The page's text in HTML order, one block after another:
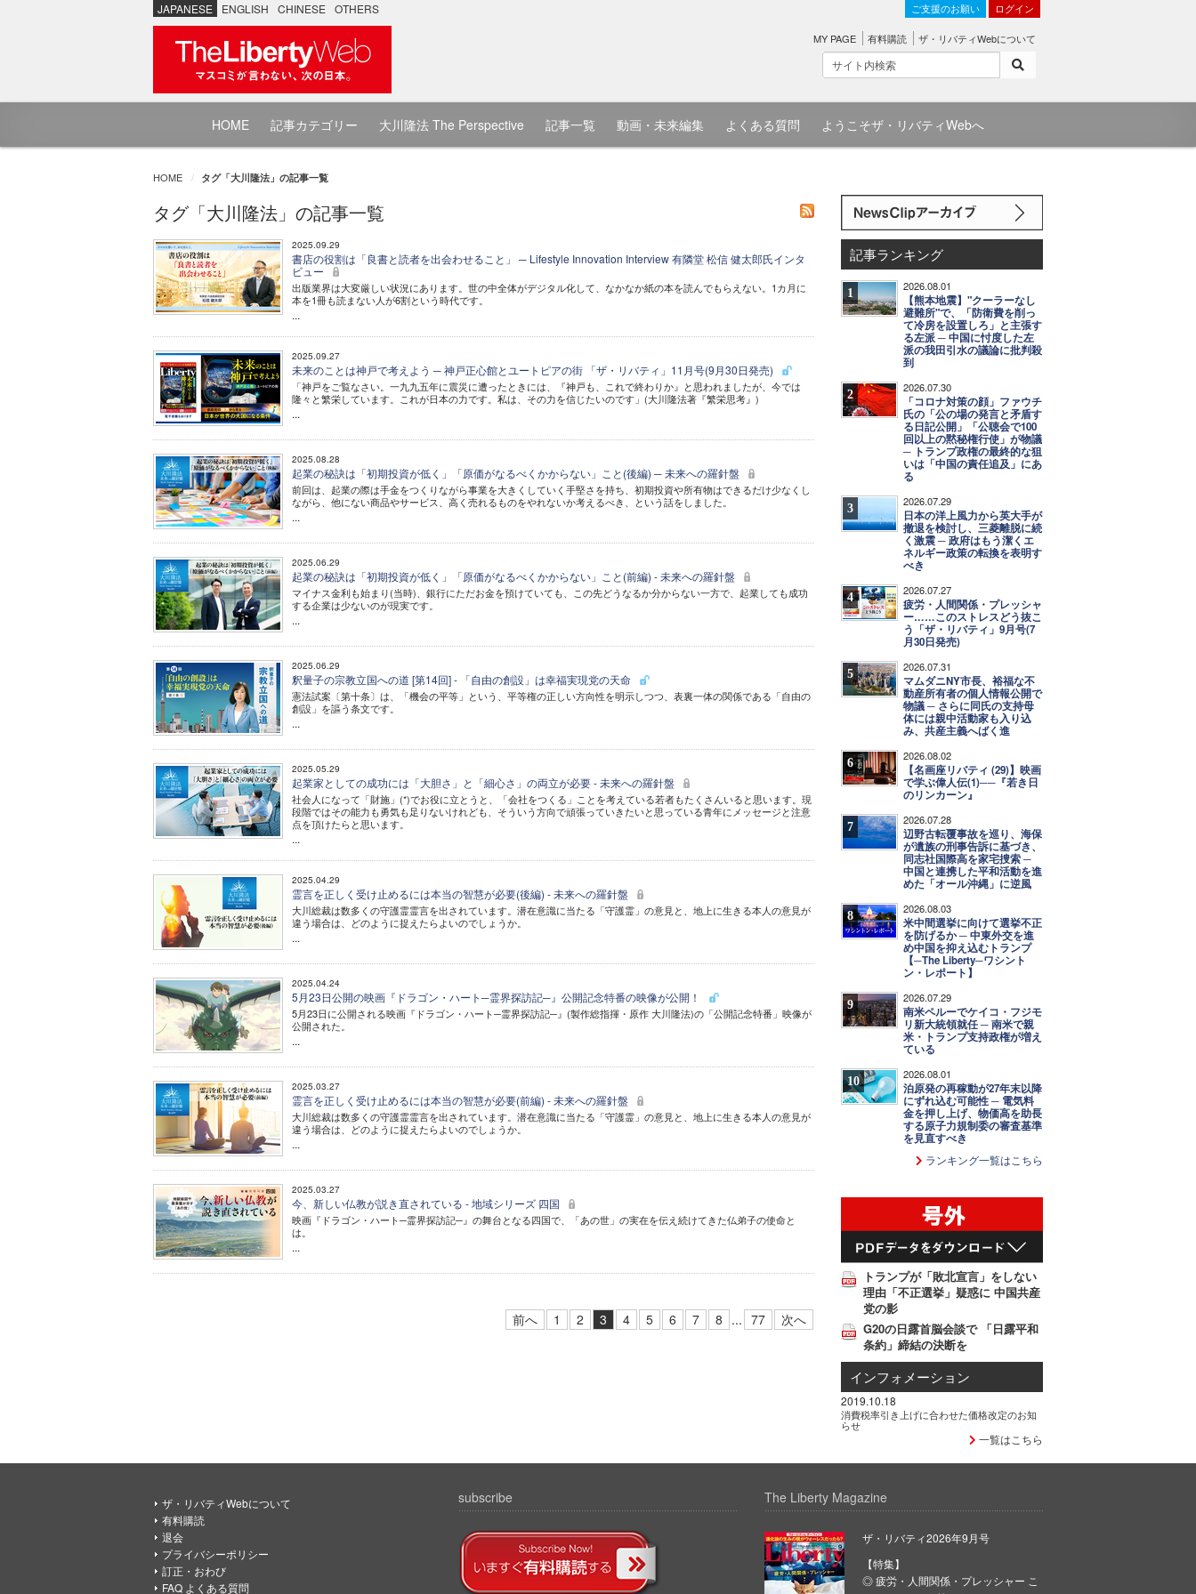
JAPANESE ENGLISH CHINESE OTHERS ご支援のお願い ログイン
MY PAGE 有料購読 ザ・リバティWebについて
HOME 記事カテゴリー 大川隆法 The Perspective 記事一覧 動画・未来編集 よくある質問 ようこそザ・リバティWebへ
HOME タグ「大川隆法」の記事一覧
タグ「大川隆法」の記事一覧
2025.09.29
書店の役割は「良書と読者を出会わせること」 ─ Lifestyle Innovation Interview 有隣堂 松信 健太郎氏インタ
ビュー
出版業界は大変厳しい状況にあります。世の中全体がデジタル化して、なかなか紙の本を読んでもらえない。1カ月に
本を1冊も読まない人が6割という時代です。
...
2025.09.27
未来のことは神戸で考えよう ─ 神戸正心館とユートピアの街 「ザ・リバティ」11月号(9月30日発売)
「神戸をご覧なさい。一九九五年に震災に遭ったときには、『神戸も、これで終わりか』と思われましたが、今では
隆々と繁栄しています。これが日本の力です。私は、その力を信じたいのです」(大川隆法著『繁栄思考』)
...
2025.08.28
起業の秘訣は「初期投資が低く」「原価がなるべくかからない」こと(後編) ─ 未来への羅針盤
前回は、起業の際は手金をつくりながら事業を大きくしていく手堅さを持ち、初期投資や所有物はできるだけ少なくし
ながら、他にない商品やサービス、高く売れるものをやれないか考えるべき、という話をしました。
...
2025.06.29
起業の秘訣は「初期投資が低く」「原価がなるべくかからない」こと(前編) - 未来への羅針盤
マイナス金利も始まり(当時)、銀行にただお金を預けていても、この先どうなるか分からない一方で、起業しても成功
する企業は少ないのが現実です。
...
2025.06.29
釈量子の宗教立国への道 [第14回] - 「自由の創設」は幸福実現党の天命
憲法試案〔第十条〕は、「機会の平等」という、平等権の正しい方向性を明示しつつ、表裏一体の関係である「自由の
創設」を謳う条文です。
...
2025.05.29
起業家としての成功には「大胆さ」と「細心さ」の両立が必要 - 未来への羅針盤
社会人になって「財施」(*)でお役に立とうと、「会社をつくる」ことを考えている若者もたくさんいると思います。現
段階ではその能力も勇気も足りないけれども、そういう方向で頑張っていきたいと思っている青年にメッセージと注意
点を頂けたらと思います。
...
2025.04.29
霊言を正しく受け止めるには本当の智慧が必要(後編) - 未来への羅針盤
大川総裁は数多くの守護霊霊言を出されています。潜在意識に当たる「守護霊」の意見と、地上に生きる本人の意見が
違う場合は、どのように捉えたらよいのでしょうか。
...
2025.04.24
5月23日公開の映画『ドラゴン・ハート─霊界探訪記─』公開記念特番の映像が公開！
5月23日に公開される映画『ドラゴン・ハート─霊界探訪記─』(製作総指揮・原作 大川隆法)の「公開記念特番」映像が
公開された。
...
2025.03.27
霊言を正しく受け止めるには本当の智慧が必要(前編) - 未来への羅針盤
大川総裁は数多くの守護霊霊言を出されています。潜在意識に当たる「守護霊」の意見と、地上に生きる本人の意見が
違う場合は、どのように捉えたらよいのでしょうか。
...
2025.03.27
今、新しい仏教が説き直されている - 地域シリーズ 四国
映画『ドラゴン・ハート─霊界探訪記─』の舞台となる四国で、「あの世」の実在を伝え続けてきた仏弟子の使命と
は。
...
前へ 1 2 3 4 5 6 7 8 ... 77 次へ
記事ランキング
1 2026.08.01
【熊本地震】"クーラーなし
避難所"で、「防衛費を削っ
て冷房を設置しろ」と主張す
る左派 ─ 中国に忖度した左
派の我田引水の議論に批判殺
到
2 2026.07.30
「コロナ対策の顔」ファウチ
氏の「公の場の発言と矛盾す
る日記公開」「公聴会で100
回以上の黙秘権行使」が物議
─ トランプ政権の最終的な狙
いは「中国の責任追及」にあ
る
3 2026.07.29
日本の洋上風力から英大手が
撤退を検討し、三菱離脱に続
く激震 ─ 政府はもう潔くエ
ネルギー政策の転換を表明す
べき
4 2026.07.27
疲労・人間関係・プレッシャ
ー……このストレスどう抜こ
う「ザ・リバティ」9月号(7
月30日発売)
5 2026.07.31
マムダニNY市長、裕福な不
動産所有者の個人情報公開で
物議 ─ さらに同氏の支持母
体には親中活動家も入り込
み、共産主義へばく進
6 2026.08.02
【名画座リバティ (29)】映画
で学ぶ偉人伝(1)──『若き日
のリンカーン』
7 2026.07.28
辺野古転覆事故を巡り、海保
が遺族の刑事告訴に基づき、
同志社国際高を家宅捜索 ─
中国と連携した平和活動を進
めた「オール沖縄」に逆風
8 2026.08.03
米中間選挙に向けて選挙不正
を防げるか ─ 中東外交を進
め中国を抑え込むトランプ
【─The Liberty─ワシント
ン・レポート】
9 2026.07.29
南米ペルーでケイコ・フジモ
リ新大統領就任 ─ 南米で親
米・トランプ支持政権が増え
ている
10 2026.08.01
泊原発の再稼動が27年末以降
にずれ込む可能性 ─ 電気料
金を押し上げ、物価高を助長
する原子力規制委の審査基準
を見直すべき
ランキング一覧はこちら
トランプが「敗北宣言」をしない
理由「不正選挙」疑惑に 中国共産
党の影
G20の日露首脳会談で 「日露平和
条約」締結の決断を
インフォメーション
2019.10.18
消費税率引き上げに合わせた価格改定のお知
らせ
一覧はこちら
ザ・リバティWebについて
有料購読
退会
プライバシーポリシー
訂正・おわび
FAQ よくある質問
subscribe The Liberty Magazine
ザ・リバティ2026年9月号
【特集】
◎ 疲労・人間関係・プレッシャー こ